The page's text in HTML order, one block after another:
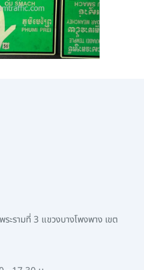
ะรามที่ 3 แขวงบางโพงพาง เขต